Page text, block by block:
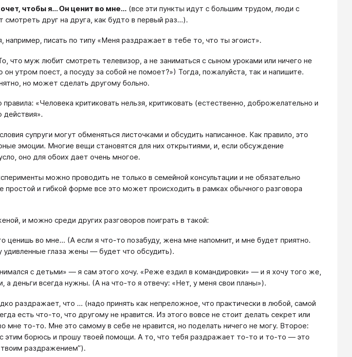
чтобы я... Он ценит во мне... (все эти пункты идут с большим трудом, люди с
друг на друга, как будто в первый раз...).
например, писать по типу «Меня раздражает в тебе то, что ты эгоист».
что муж любит смотреть телевизор, а не заниматься с сыном уроками или ничего не
утром поест, а посуду за собой не помоет?») Тогда, пожалуйста, так и напишите.
но может сделать другому больно.
«Человека критиковать нельзя, критиковать (естественно, доброжелательно и
действия».
супруги могут обменяться листочками и обсудить написанное. Как правило, это
эмоции. Многие вещи становятся для них открытиями, и, если обсуждение
оно для обоих дает очень многое.
можно проводить не только в семейной консультации и не обязательно
простой и гибкой форме все это может происходить в рамках обычного разговора
и можно среди других разговоров поиграть в такой:
во мне... (А если я что-то позабуду, жена мне напомнит, и мне будет приятно.
удивленные глаза жены — будет что обсудить).
с детьми» — я сам этого хочу. «Реже ездил в командировки» — и я хочу того же,
а деньги всегда нужны. (А на что-то я отвечу: «Нет, у меня свои планы»).
раздражает, что ... (надо принять как непреложное, что практически в любой, самой
есть что-то, что другому не нравится. Из этого вовсе не стоит делать секрет или
мне то-то. Мне это самому в себе не нравится, но поделать ничего не могу. Второе:
этим борюсь и прошу твоей помощи. А то, что тебя раздражает то-то и то-то — это
раздражением”).